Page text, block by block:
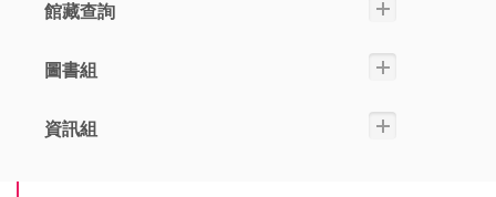
館藏查詢
圖書組
資訊組